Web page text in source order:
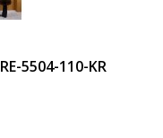
RE-5504-110-KR